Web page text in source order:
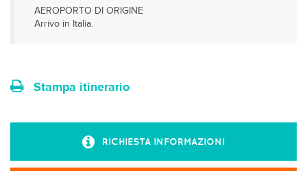
AEROPORTO DI ORIGINE
Arrivo in Italia.
Stampa itinerario
RICHIESTA INFORMAZIONI